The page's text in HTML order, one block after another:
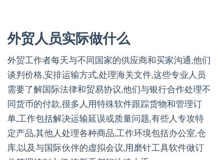
外贸人员实际做什么
外贸工作者每天与不同国家的供应商和买家沟通,他们
谈判价格,安排运输方式,处理海关文件,这些专业人员
需要了解国际法律和贸易协议,他们与银行合作处理不
同货币的付款,很多人用特殊软件跟踪货物和管理订
单,工作包括解决运输延误或质量问题,有些人专攻特
定产品,其他人处理各种商品,工作环境包括办公室,仓
库,以及与国际伙伴的虚拟会议,用磨针工具软件做订